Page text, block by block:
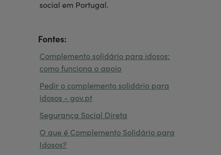
social em Portugal.
Fontes:
Complemento solidário para idosos:
como funciona o apoio
Pedir o complemento solidário para
idosos - gov.pt
Segurança Social Direta
O que é Complemento Solidário para
Idosos?